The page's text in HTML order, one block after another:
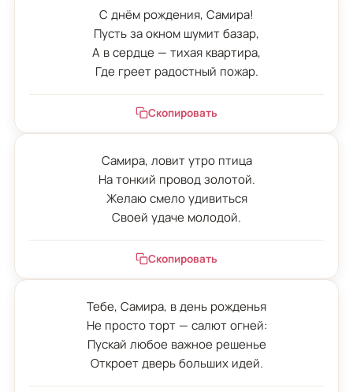
С днём рождения, Самира!
Пусть за окном шумит базар,
А в сердце — тихая квартира,
Где греет радостный пожар.
Скопировать
Самира, ловит утро птица
На тонкий провод золотой.
Желаю смело удивиться
Своей удаче молодой.
Скопировать
Тебе, Самира, в день рожденья
Не просто торт — салют огней:
Пускай любое важное решенье
Откроет дверь больших идей.